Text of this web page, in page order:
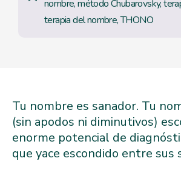
nombre,método Chubarovsky,
terapia del nombre,THONO
Tu nombre es sanador. Tu
(sin apodos ni diminutivos)
enorme potencial de
que yace escondido entre sus